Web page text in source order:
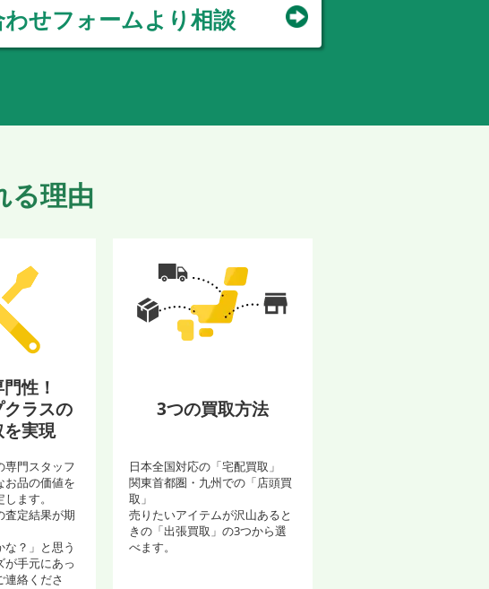
せフォームより相談
る理由
性！
ラスの
実現
専門スタッフ
お品の価値を
ます。
査定結果が期
な？」と思う
が手元にあっ
連絡くださ
3つの買取方法
日本全国対応の「宅配買取」
関東首都圏・九州での「店頭買
取」
売りたいアイテムが沢山あると
きの「出張買取」の3つから選
べます。